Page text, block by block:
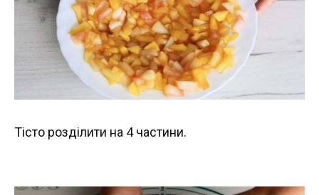
Тісто розділити на 4 частини.